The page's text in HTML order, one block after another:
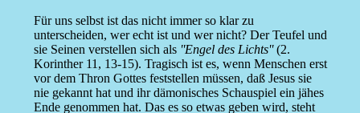
Für uns selbst ist das nicht immer so klar zu
unterscheiden, wer echt ist und wer nicht? Der Teufel und
sie Seinen verstellen sich als ''Engel des Lichts''(2.
Korinther 11, 13-15). Tragisch ist es, wenn Menschen erst
vor dem Thron Gottes feststellen müssen, daß Jesus sie
nie gekannt hat und ihr dämonisches Schauspiel ein jähes
Ende genommen hat. Das es so etwas geben wird, steht